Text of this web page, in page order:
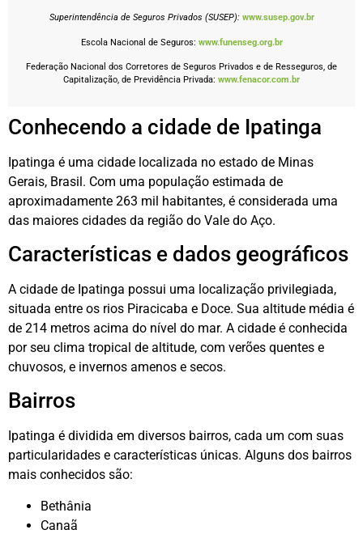
Superintendência de Seguros Privados (SUSEP): www.susep.gov.br
Escola Nacional de Seguros: www.funenseg.org.br
Federação Nacional dos Corretores de Seguros Privados e de Resseguros, de
Capitalização, de Previdência Privada: www.fenacor.com.br
Conhecendo a cidade de Ipatinga
Ipatinga é uma cidade localizada no estado de Minas
Gerais, Brasil. Com uma população estimada de
aproximadamente 263 mil habitantes, é considerada uma
das maiores cidades da região do Vale do Aço.
Características e dados geográficos
A cidade de Ipatinga possui uma localização privilegiada,
situada entre os rios Piracicaba e Doce. Sua altitude média é
de 214 metros acima do nível do mar. A cidade é conhecida
por seu clima tropical de altitude, com verões quentes e
chuvosos, e invernos amenos e secos.
Bairros
Ipatinga é dividida em diversos bairros, cada um com suas
particularidades e características únicas. Alguns dos bairros
mais conhecidos são:
Bethânia
Canaã